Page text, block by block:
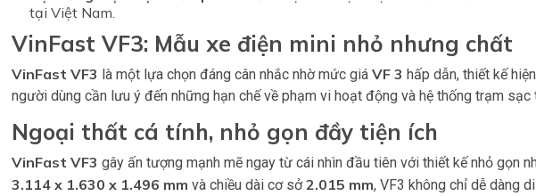
tại Việt Nam.
VinFast VF3: Mẫu xe điện mini nhỏ nhưng chất
VinFast VF3 là một lựa chọn đáng cân nhắc nhờ mức giáVF 3 hấp dẫn, thiết kế
người dùng cần lưu ý đến những hạn chế về phạm vi hoạt động và hệ thống trạm
Ngoại thất cá tính, nhỏ gọn đầy tiện ích
VinFast VF3 gây ấn tượng mạnh mẽ ngay từ cái nhìn đầu tiên với thiết kế nhỏ gọn
3.114 x 1.630 x 1.496 mm và chiều dài cơ sở2.015 mm, VF3 không chỉ dễ dàng